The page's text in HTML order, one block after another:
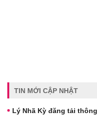
TIN MỚI CẬP NHẬT
Lý Nhã Kỳ đăng tải